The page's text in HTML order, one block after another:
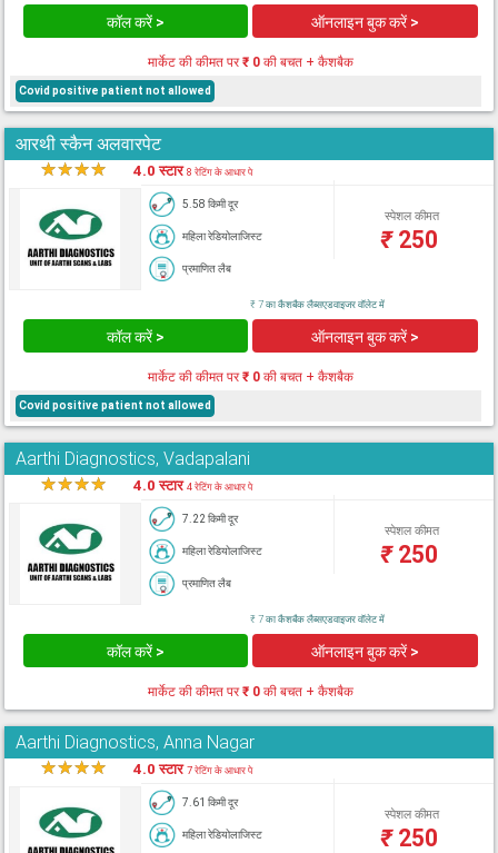
कॉल करें > ऑनलाइन बुक करें >
मार्केट की कीमत पर₹ 0की बचत + कैशबैक
Covid positive patient not allowed
आरथी स्कैन अलवारपेट
★★★★ 4.0 स्टार8 रेटिंग के आधार पे
5.58 किमी दूर
महिला रेडियोलाजिस्ट
प्रमाणित लैब
स्पेशल कीमत
₹250
₹ 7 का कैशबैक लैब्सएडवाइजर वॉलेट में
कॉल करें > ऑनलाइन बुक करें >
मार्केट की कीमत पर₹ 0की बचत + कैशबैक
Covid positive patient not allowed
Aarthi Diagnostics, Vadapalani
★★★★ 4.0 स्टार4 रेटिंग के आधार पे
7.22 किमी दूर
महिला रेडियोलाजिस्ट
प्रमाणित लैब
स्पेशल कीमत
₹250
₹ 7 का कैशबैक लैब्सएडवाइजर वॉलेट में
कॉल करें > ऑनलाइन बुक करें >
मार्केट की कीमत पर₹ 0की बचत + कैशबैक
Aarthi Diagnostics, Anna Nagar
★★★★ 4.0 स्टार7 रेटिंग के आधार पे
7.61 किमी दूर
महिला रेडियोलाजिस्ट
स्पेशल कीमत
₹250